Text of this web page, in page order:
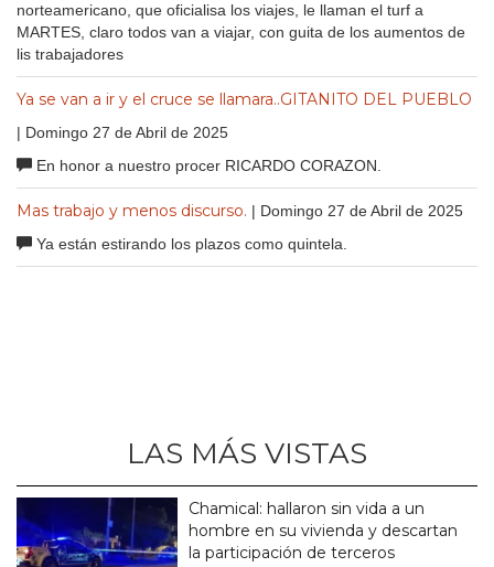
norteamericano, que oficialisa los viajes, le llaman el turf a
MARTES, claro todos van a viajar, con guita de los aumentos de
lis trabajadores
Ya se van a ir y el cruce se llamara..GITANITO DEL PUEBLO
| Domingo 27 de Abril de 2025
En honor a nuestro procer RICARDO CORAZON.
Mas trabajo y menos discurso. | Domingo 27 de Abril de 2025
Ya están estirando los plazos como quintela.
LAS MÁS VISTAS
Chamical: hallaron sin vida a un
hombre en su vivienda y descartan
la participación de terceros